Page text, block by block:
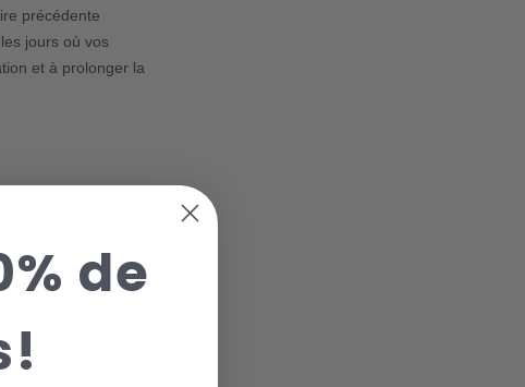
précédente
jours où vos
et à prolonger la
ou des
pendant un certain
votre santé et
est
de